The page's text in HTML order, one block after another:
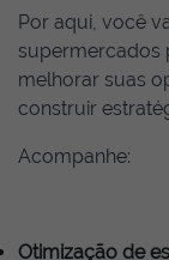
Por aqui, você
supermercados
melhorar suas
construir
Acompanhe:
Otimização de